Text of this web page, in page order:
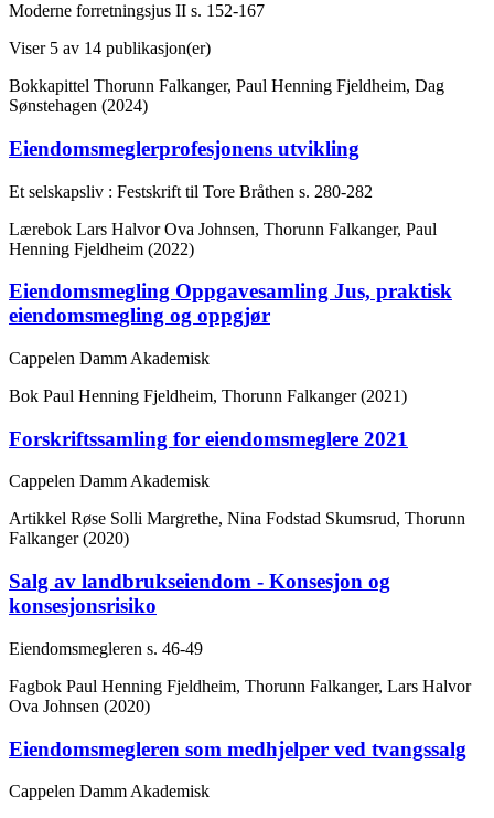
Moderne forretningsjus II s. 152-167
Viser 5 av 14 publikasjon(er)
Bokkapittel Thorunn Falkanger, Paul Henning Fjeldheim, Dag
Sønstehagen (2024)
Eiendomsmeglerprofesjonens utvikling
Et selskapsliv : Festskrift til Tore Bråthen s. 280-282
Lærebok Lars Halvor Ova Johnsen, Thorunn Falkanger, Paul
Henning Fjeldheim (2022)
Eiendomsmegling Oppgavesamling Jus, praktisk
eiendomsmegling og oppgjør
Cappelen Damm Akademisk
Bok Paul Henning Fjeldheim, Thorunn Falkanger (2021)
Forskriftssamling for eiendomsmeglere 2021
Cappelen Damm Akademisk
Artikkel Røse Solli Margrethe, Nina Fodstad Skumsrud, Thorunn
Falkanger (2020)
Salg av landbrukseiendom - Konsesjon og
konsesjonsrisiko
Eiendomsmegleren s. 46-49
Fagbok Paul Henning Fjeldheim, Thorunn Falkanger, Lars Halvor
Ova Johnsen (2020)
Eiendomsmegleren som medhjelper ved tvangssalg
Cappelen Damm Akademisk